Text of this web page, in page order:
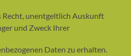
Recht, unentgeltlich Auskunft
und Zweck Ihrer
Daten zu erhalten.